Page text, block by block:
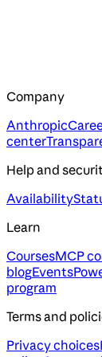
Company
Anthropic
center
Help and
Availability
Learn
CoursesMCP
blogEvents
program
Terms and
Privacy choices